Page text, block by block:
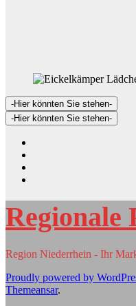
-Hier könnten Sie stehen-
-Hier könnten Sie stehen-
Regionale
Region Niederrhein - Ihr
Proudly powered by
Themeansar.